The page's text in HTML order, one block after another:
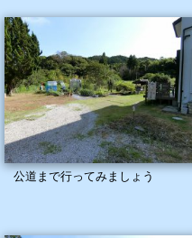
公道まで行ってみましょう